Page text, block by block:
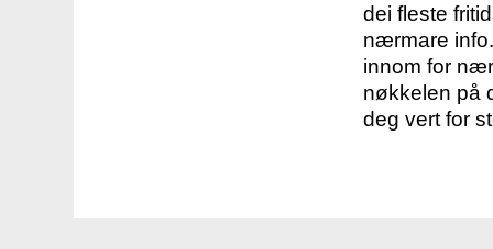
dei fleste
nærmare
innom for
nøkkelen på
deg vert for